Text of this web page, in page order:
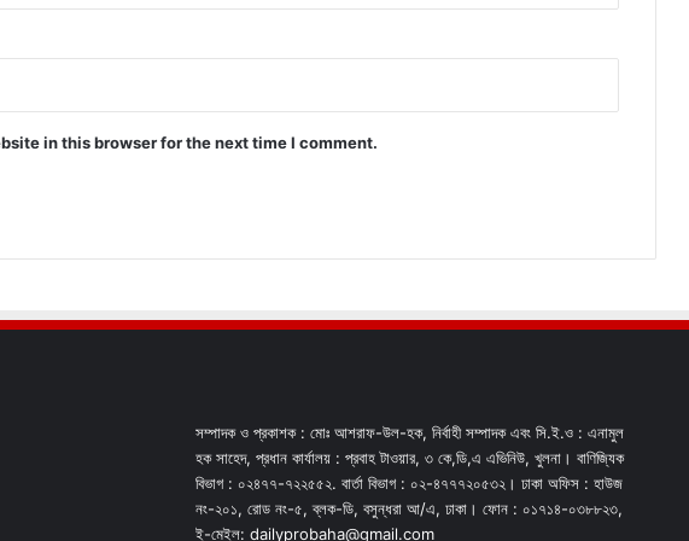
in this browser for the next time I comment.
সম্পাদক ও প্রকাশক : মোঃ আশরাফ-উল-হক, নির্বাহী সম্পাদক এবং সি.ই.ও : এনামুল
হক সাহেদ, প্রধান কার্যালয় : প্রবাহ টাওয়ার, ৩ কে,ডি,এ এভিনিউ, খুলনা। বাণিজ্যিক
বিভাগ : ০২৪৭৭-৭২২৫৫২. বার্তা বিভাগ : ০২-৪৭৭৭২০৫৩২। ঢাকা অফিস : হাউজ
নং-২০১, রোড নং-৫, ব্লক-ডি, বসুন্ধরা আ/এ, ঢাকা। ফোন : ০১৭১৪-০৩৮৮২৩,
ই-মেইল: dailyprobaha@gmail.com